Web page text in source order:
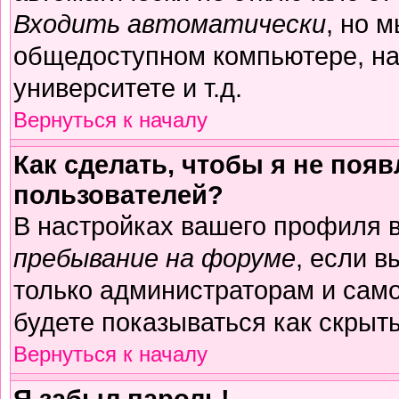
Входить автоматически, но
общедоступном компьютере,
университете и т.д.
Вернуться к началу
Как сделать, чтобы я не
пользователей?
В настройках вашего
пребывание на форуме, если
только администраторам и
будете показываться как
Вернуться к началу